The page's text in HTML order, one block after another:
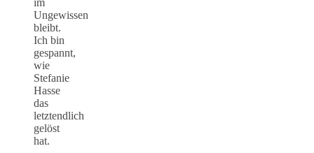
im
Ungewissen
bleibt.
Ich bin
gespannt,
wie
Stefanie
Hasse
das
letztendlich
gelöst
hat.